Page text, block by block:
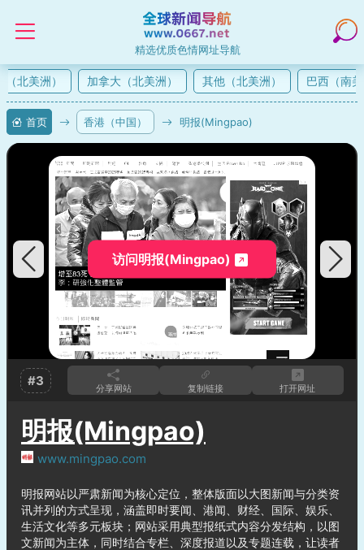
精选优质色情网址导航
北美洲） 加拿大（北美洲） 其他（北美洲） 巴西（南美
首页 香港（中国） 明报(Mingpao)
访问明报(Mingpao)
#3 分享网站 复制链接 打开网址
明报(Mingpao)
www.mingpao.com
明报网站以严肃新闻为核心定位，整体版面以大图新闻与分类资
讯并列的方式呈现，涵盖即时要闻、港闻、财经、国际、娱乐、
生活文化等多元板块；网站采用典型报纸式内容分发结构，以图
文新闻为主体，同时结合专栏、深度报道以及专题连载，让读者